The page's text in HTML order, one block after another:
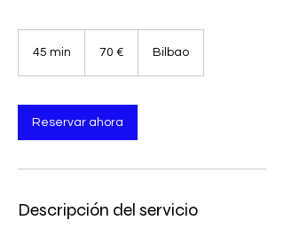
45 min
m
i
70 € Bilbao
Reservar ahora
Descripción del servicio